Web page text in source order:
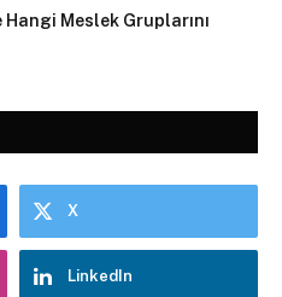
Meslek Gruplarını
X
LinkedIn